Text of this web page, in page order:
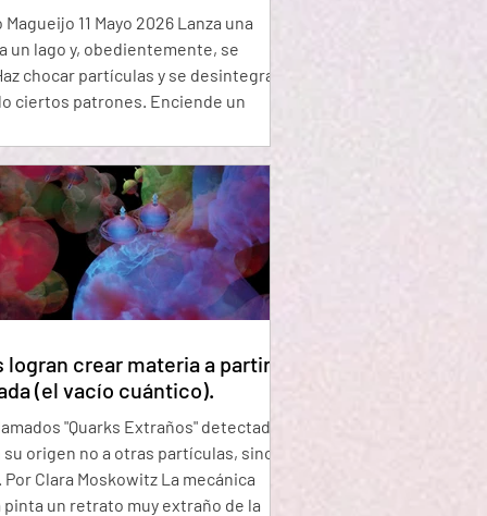
11 Mayo 2026 Lanza una
un lago y, obedientemente, se
chocar partículas y se desintegran
ciertos patrones. Enciende un
y drama cósmico, parece operar
consistente y predecible. Los
yo solemos atribuir este hecho
a lo que llamamos las leyes de
Estas leyes se aplican igual en
la misma fuerza de gr
logran crear materia a partir
(el vacío cuántico).
"Quarks Extraños" detectados
origen no a otras partículas, sino a
Por Clara Moskowitz La mecánica
pinta un retrato muy extraño de la